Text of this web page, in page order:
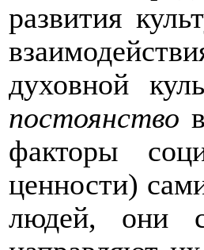
развития
духовной
постоянство
факторы
ценности)
людей, они